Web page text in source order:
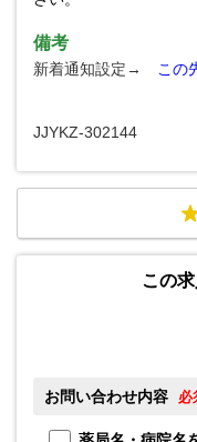
備考
新着通知設定→ この
JJYKZ-302144
この
お問い合わせ内容 必